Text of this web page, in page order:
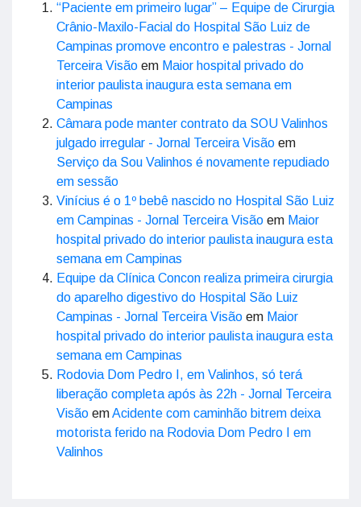
“Paciente em primeiro lugar” – Equipe de Cirurgia
Crânio-Maxilo-Facial do Hospital São Luiz de
Campinas promove encontro e palestras - Jornal
Terceira Visão em Maior hospital privado do
interior paulista inaugura esta semana em
Campinas
Câmara pode manter contrato da SOU Valinhos
julgado irregular - Jornal Terceira Visão em
Serviço da Sou Valinhos é novamente repudiado
em sessão
Vinícius é o 1º bebê nascido no Hospital São Luiz
em Campinas - Jornal Terceira Visão em Maior
hospital privado do interior paulista inaugura esta
semana em Campinas
Equipe da Clínica Concon realiza primeira cirurgia
do aparelho digestivo do Hospital São Luiz
Campinas - Jornal Terceira Visão em Maior
hospital privado do interior paulista inaugura esta
semana em Campinas
Rodovia Dom Pedro I, em Valinhos, só terá
liberação completa após às 22h - Jornal Terceira
Visão emAcidente com caminhão bitrem deixa
motorista ferido na Rodovia Dom Pedro I em
Valinhos